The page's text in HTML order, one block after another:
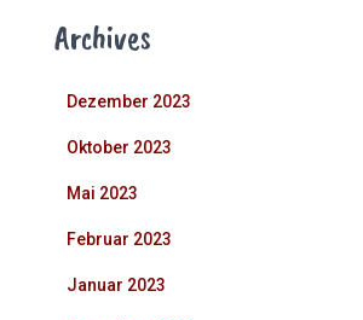
Archives
Dezember 2023
Oktober 2023
Mai 2023
Februar 2023
Januar 2023